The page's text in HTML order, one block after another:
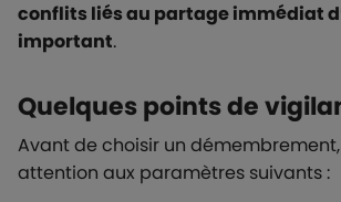
conflits liés au partage immédiat
important.
Quelques points de
Avant de choisir un
attention aux paramètres suivants :